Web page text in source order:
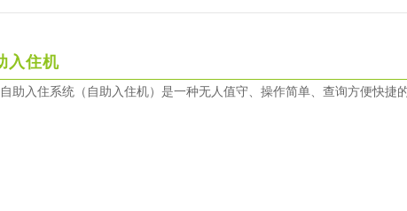
入住机
助入住系统（自助入住机）是一种无人值守、操作简单、查询方便快捷